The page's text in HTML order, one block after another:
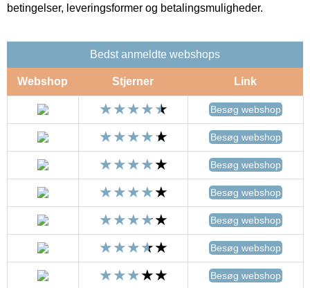
betingelser, leveringsformer og betalingsmuligheder.
Bedst anmeldte webshops
Webshop Stjerner Link
Besøg webshop
Besøg webshop
Besøg webshop
Besøg webshop
Besøg webshop
Besøg webshop
Besøg webshop